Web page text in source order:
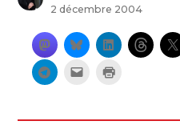
2 décembre 2004